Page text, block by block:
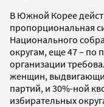
В Южной Корее
пропорциональная
Национального
округам, еще 47 – по
организации
женщин,
партий, и 30%-ной
избирательных